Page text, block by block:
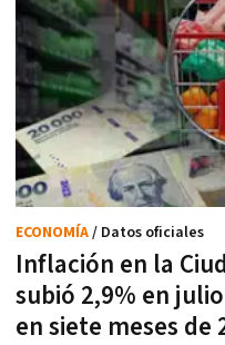
Inflación en la
subió 2,9% en
en siete meses de
ECONOMÍA/ Datos oficiales